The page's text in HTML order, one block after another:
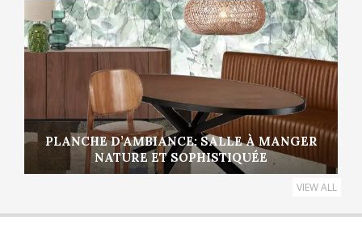
PLANCHE D’AMBIANCE: SALLE À MANGER
NATURE ET SOPHISTIQUÉE
VIEW ALL